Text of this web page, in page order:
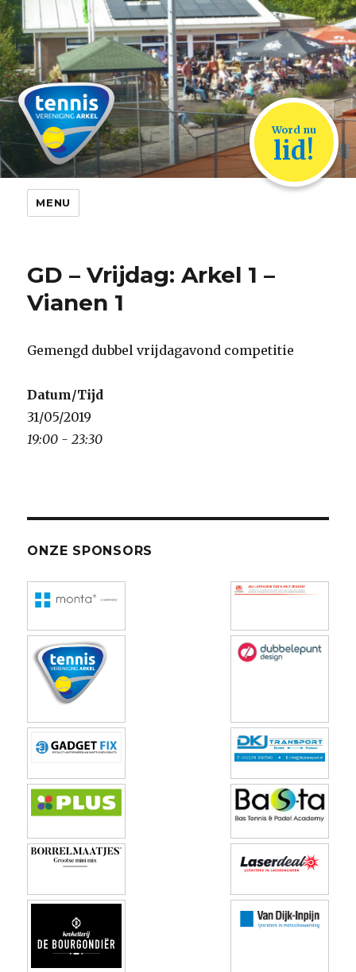
TVA Arkel
Word nu
lid!
MENU
GD – Vrijdag: Arkel 1 –
Vianen 1
Gemengd dubbel vrijdagavond competitie
Datum/Tijd
31/05/2019
19:00 - 23:30
ONZE SPONSORS